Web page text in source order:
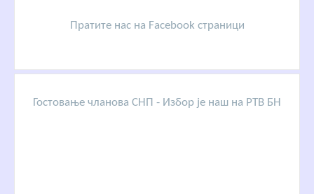
Пратите нас на Facebook страници
Гостовање чланова СНП - Избор је наш на РТВ БН